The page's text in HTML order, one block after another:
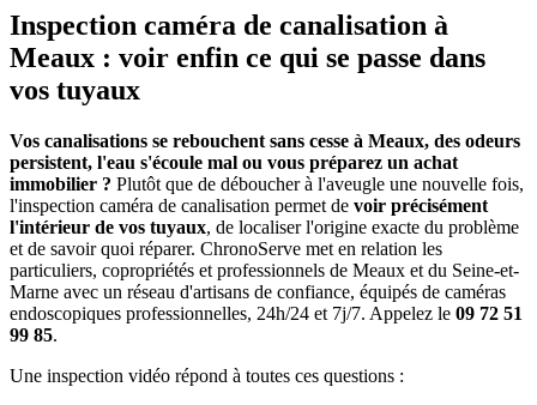
Inspection caméra de canalisation à
Meaux : voir enfin ce qui se passe dans
vos tuyaux
Vos canalisations se rebouchent sans cesse à Meaux, des odeurs
persistent, l'eau s'écoule mal ou vous préparez un achat
immobilier ? Plutôt que de déboucher à l'aveugle une nouvelle fois,
l'inspection caméra de canalisation permet de voir précisément
l'intérieur de vos tuyaux, de localiser l'origine exacte du problème
et de savoir quoi réparer. ChronoServe met en relation les
particuliers, copropriétés et professionnels de Meaux et du Seine-et-
Marne avec un réseau d'artisans de confiance, équipés de caméras
endoscopiques professionnelles, 24h/24 et 7j/7. Appelez le 09 72 51
99 85.
Une inspection vidéo répond à toutes ces questions :